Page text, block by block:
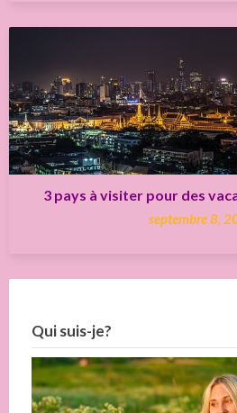
3 pays à visiter pour des
septembre 8,
Qui suis-je?